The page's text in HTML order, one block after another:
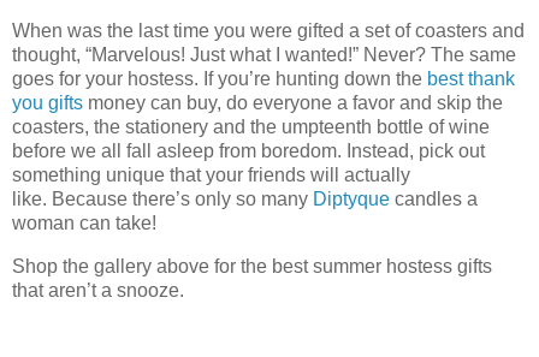
When was the last time you were gifted a set of coasters and
thought, “Marvelous! Just what I wanted!” Never? The same
goes for your hostess. If you’re hunting down the best thank
you gifts money can buy, do everyone a favor and skip the
coasters, the stationery and the umpteenth bottle of wine
before we all fall asleep from boredom. Instead, pick out
something unique that your friends will actually
like. Because there’s only so many Diptyque candles a
woman can take!
Shop the gallery above for the best summer hostess gifts
that aren’t a snooze.